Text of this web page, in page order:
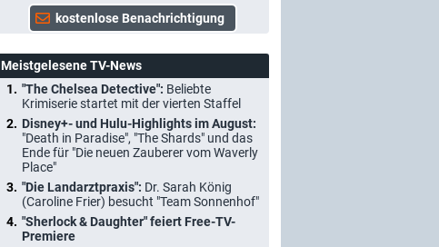
Meistgelesene TV-News
"The Chelsea Detective": Beliebte
Krimiserie startet mit der vierten Staffel
Disney+- und Hulu-Highlights im August:
"Death in Paradise", "The Shards" und das
Ende für "Die neuen Zauberer vom Waverly
Place"
"Die Landarztpraxis": Dr. Sarah König
(Caroline Frier) besucht "Team Sonnenhof"
"Sherlock & Daughter" feiert Free-TV-
Premiere